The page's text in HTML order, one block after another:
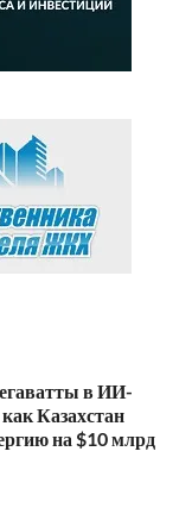
в ИИ-
Казахстан
на $10 млрд